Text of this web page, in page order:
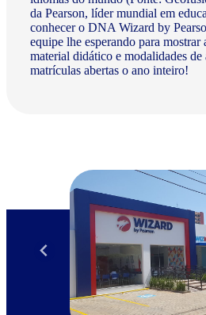
da Pearson, líder mundial em
conhecer o DNA Wizard by
equipe lhe esperando para mostrar
material didático e modalidades de
matrículas abertas o ano inteiro!